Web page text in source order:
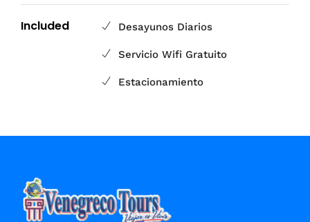
Included Desayunos Diarios
Servicio Wifi Gratuito
Estacionamiento